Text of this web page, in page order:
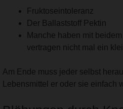
Fruktoseintoleranz
Der Ballaststoff Pektin
Manche haben mit
vertragen nicht mal ein
Am Ende muss jeder selbst
Lebensmittel er oder sie einfach